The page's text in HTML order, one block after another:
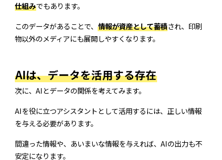
仕組みでもあります。
このデータがあることで、 情報が資産として蓄積され、印刷
物以外のメディアにも展開しやすくなります。
AIは、データを活用する存在
次に、AIとデータの関係を考えてみます。
AIを役に立つアシスタントとして活用するには、正しい情報
を与える必要があります。
間違った情報や、あいまいな情報を与えれば、AIの出力も不
安定になります。